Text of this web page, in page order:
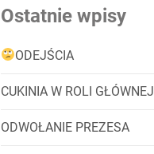
Ostatnie wpisy
ODEJŚCIA
CUKINIA W ROLI GŁÓWNEJ
ODWOŁANIE PREZESA